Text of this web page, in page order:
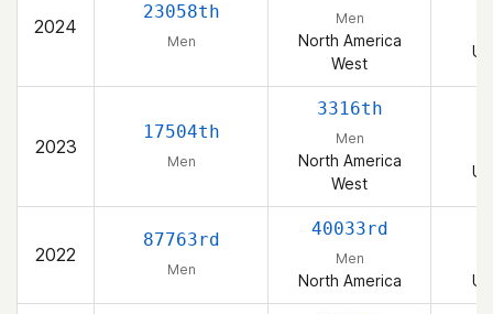
2024
23058th
Men
Men
North America
West
2023
17504th
Men
3316th
Men
North America
West
2022
87763rd
Men
40033rd
Men
North America